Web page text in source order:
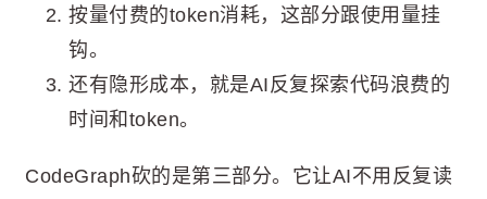
按量付费的token消耗，这部分跟使用量挂
钩。
还有隐形成本，就是AI反复探索代码浪费的
时间和token。
CodeGraph砍的是第三部分。它让AI不用反复读